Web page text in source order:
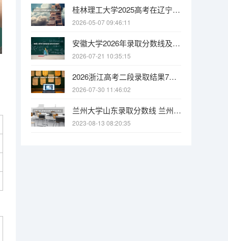
桂林理工大学2025高考在辽宁投档分数线
2026-05-07 09:46:11
安徽大学2026年录取分数线及新生入学指南：安徽考生物理类586分可报本部！
2026-07-21 10:35:15
2026浙江高考二段录取结果7月31日起查！网站、公众号、APP三种方式任选
2026-07-30 11:46:02
兰州大学山东录取分数线 兰州大学山东招生人数多少
2023-08-13 08:20:35